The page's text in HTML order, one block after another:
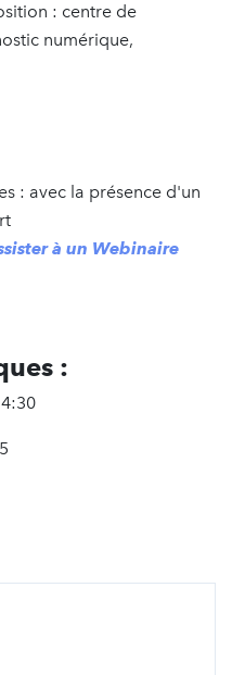
: centre de
numérique,
: avec la présence d'un
à un Webinaire
: